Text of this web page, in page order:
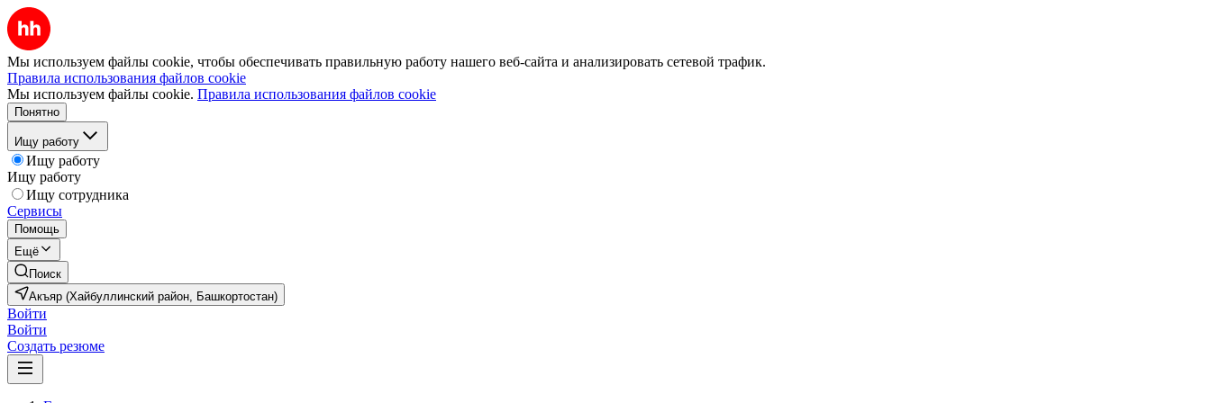
Мы используем файлы cookie, чтобы обеспечивать правильную работу нашего веб-сайта и анализировать сетевой трафик.
Правила использования файлов cookie
Мы используем файлы cookie. Правила использования файлов cookie
Понятно
Ищу работу
Ищу работу
Ищу работу
Ищу сотрудника
Сервисы
Помощь
Ещё
Поиск
Акъяр (Хайбуллинский район, Башкортостан)
Войти
Войти
Создать резюме